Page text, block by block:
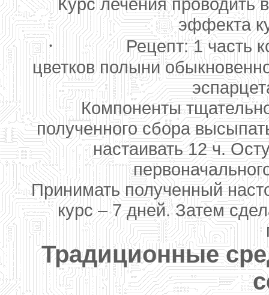
эффекта
·
Рецепт: 1 часть
цветков полыни
Компоненты
полученного сбора
настаивать 12 ч.
Принимать полученный
курс – 7 дней. Затем
Традиционные